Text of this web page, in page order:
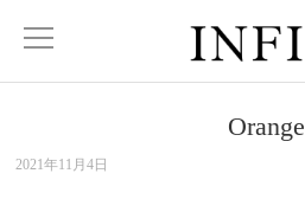
Orange
2021年11月4日